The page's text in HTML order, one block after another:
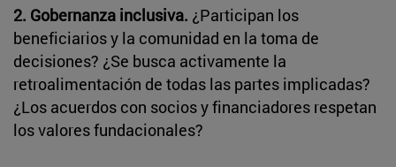
2. Gobernanza inclusiva. ¿Participan los
beneficiarios y la comunidad en la toma de
decisiones? ¿Se busca activamente la
retroalimentación de todas las partes implicadas?
¿Los acuerdos con socios y financiadores respetan
los valores fundacionales?